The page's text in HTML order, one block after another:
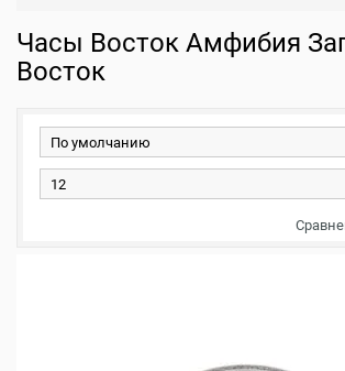
Часы Восток Амфибия
Восток